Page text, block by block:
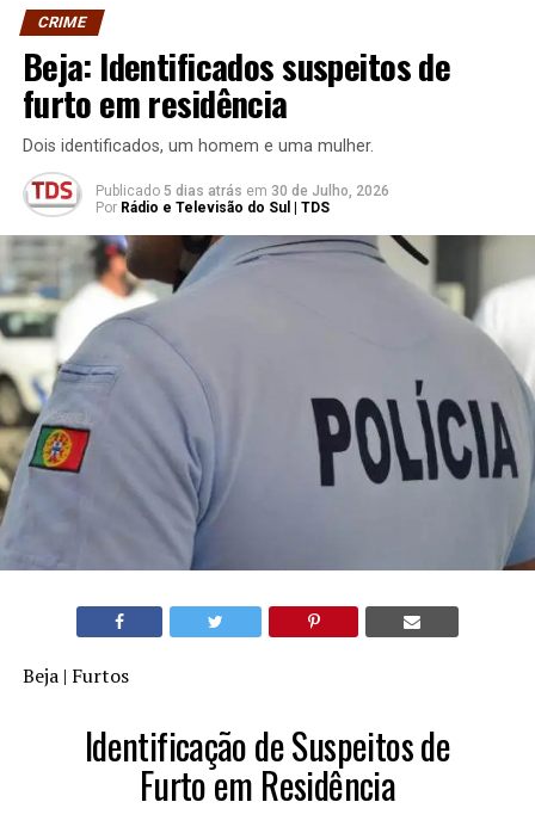
CRIME
Beja: Identificados suspeitos de
furto em residência
Dois identificados, um homem e uma mulher.
Publicado 5 dias atrás em 30 de Julho, 2026
Por Rádio e Televisão do Sul | TDS
Beja | Furtos
Identificação de Suspeitos de
Furto em Residência